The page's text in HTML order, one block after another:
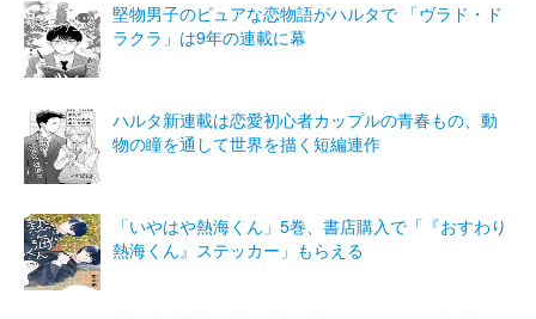
堅物男子のピュアな恋物語がハルタで 「ヴラド・ド
ラクラ」は9年の連載に幕
ハルタ新連載は恋愛初心者カップルの青春もの、動
物の瞳を通して世界を描く短編連作
「いやはや熱海くん」5巻、書店購入で「『おすわり
熱海くん』ステッカー」もらえる